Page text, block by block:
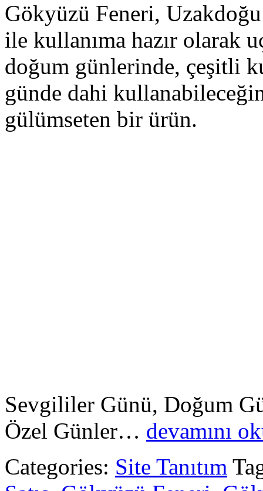
Gökyüzü Feneri,
ile kullanıma hazır olarak
doğum günlerinde, çeşitli
günde dahi
gülümseten bir ürün.
Sevgililer Günü, Doğum
Özel Günler… devamını
Categories: Site Tanıtım